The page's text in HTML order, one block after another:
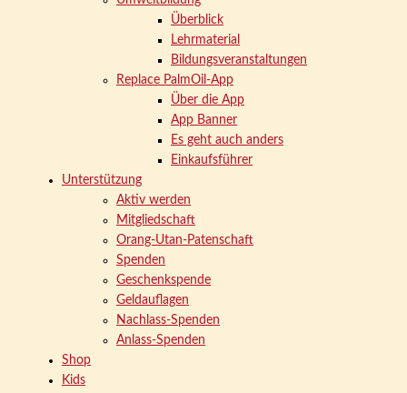
Überblick
Lehrmaterial
Bildungsveranstaltungen
Replace PalmOil-App
Über die App
App Banner
Es geht auch anders
Einkaufsführer
Unterstützung
Aktiv werden
Mitgliedschaft
Orang-Utan-Patenschaft
Spenden
Geschenkspende
Geldauflagen
Nachlass-Spenden
Anlass-Spenden
Shop
Kids